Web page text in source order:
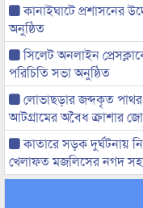
কানাইঘাটে প্রশাসনের
অনুষ্ঠিত
সিলেট অনলাইন
পরিচিতি সভা অনুষ্ঠিত
লোভাছড়ার জব্দকৃত পাথর
আটগ্রামের অবৈধ ক্রাশার
কাতারে সড়ক দুর্ঘটনায়
খেলাফত মজলিসের নগদ